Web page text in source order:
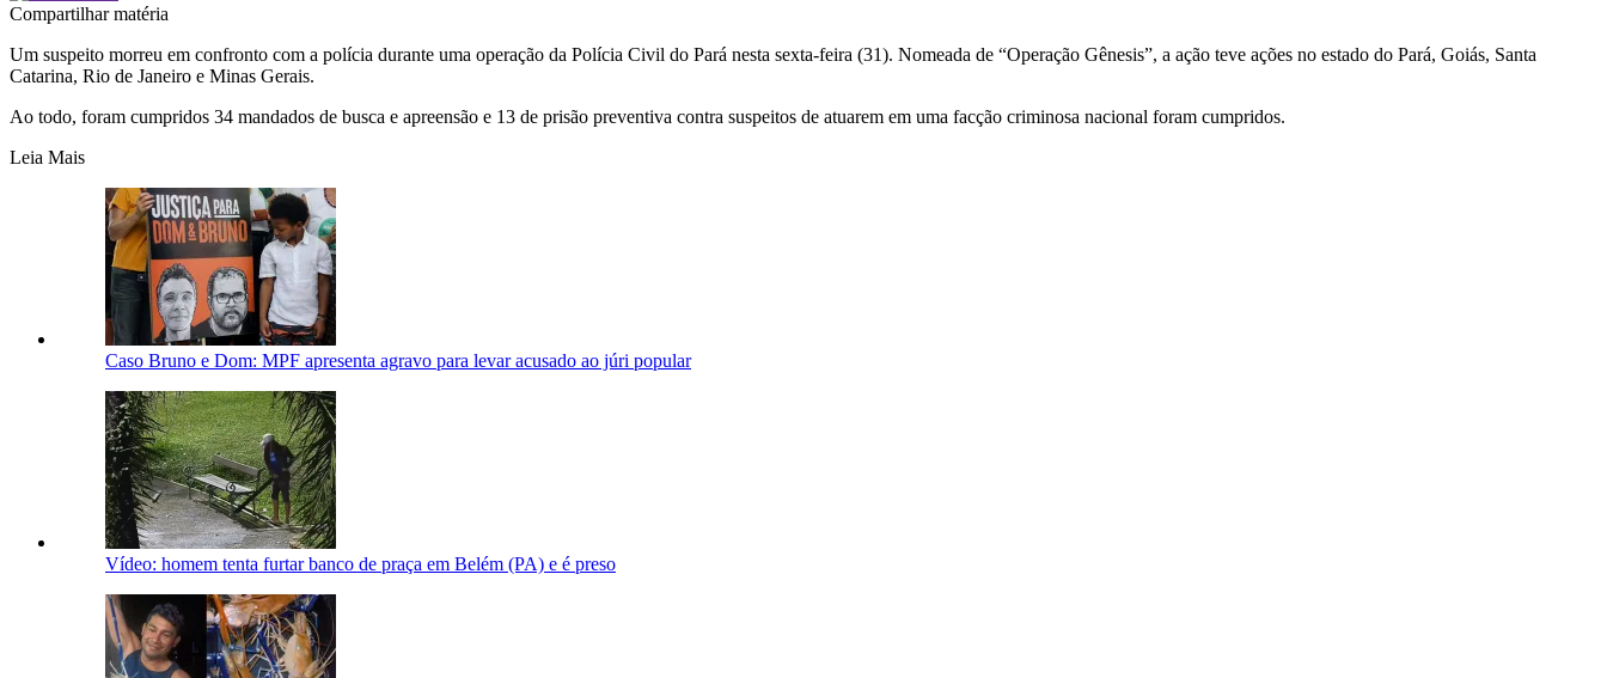
Compartilhar matéria
Um suspeito morreu em confronto com a polícia durante uma operação da Polícia Civil do Pará nesta sexta-feira (31). Nomeada de “Operação Gênesis”, a ação teve ações no estado do Pará, Goiás, Santa
Catarina, Rio de Janeiro e Minas Gerais.
Ao todo, foram cumpridos 34 mandados de busca e apreensão e 13 de prisão preventiva contra suspeitos de atuarem em uma facção criminosa nacional foram cumpridos.
Leia Mais
Caso Bruno e Dom: MPF apresenta agravo para levar acusado ao júri popular
Vídeo: homem tenta furtar banco de praça em Belém (PA) e é preso